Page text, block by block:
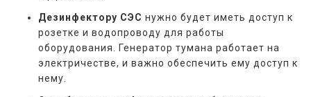
Дезинфектору СЭС нужно будет иметь доступ к
розетке и водопроводу для работы
оборудования. Генератор тумана работает на
электричестве, и важно обеспечить ему доступ к
нему.